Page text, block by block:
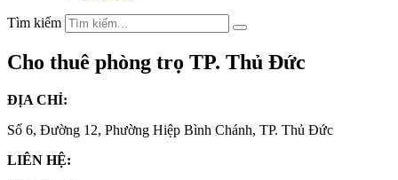
Tìm kiếm
Cho thuê phòng trọ TP. Thủ Đức
ĐỊA CHỈ:
Số 6, Đường 12, Phường Hiệp Bình Chánh, TP. Thủ Đức
LIÊN HỆ: